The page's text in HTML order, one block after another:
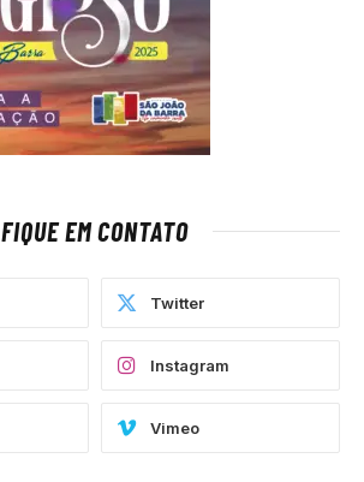
FIQUE EM CONTATO
Twitter
Instagram
Vimeo